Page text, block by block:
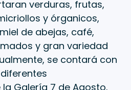
verduras, frutas,
y órganicos,
de abejas, café,
y gran variedad
se contará con
Galería 7 de Agosto.